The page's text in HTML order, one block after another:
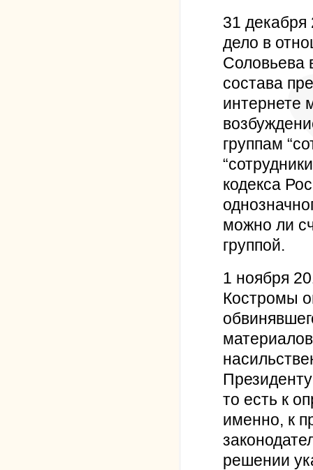
31 декабря
дело в
Соловьева
состава
интернете
группам
кодекса
можно ли
группой.
1 ноября
Костромы
то есть к
именно, к
решении